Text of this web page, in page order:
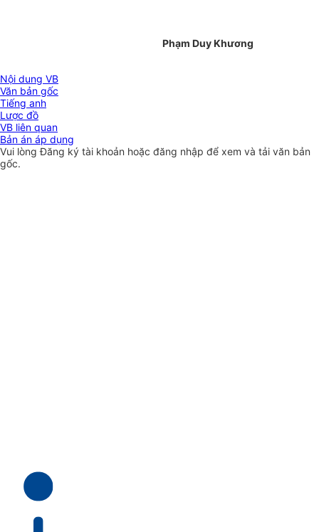
Phạm Duy Khương
Nội dung VB
Văn bản gốc
Tiếng anh
Lược đồ
VB liên quan
Bản án áp dụng
Vui lòngĐăng ký tài khoản hoặc đăng nhập để xem và tải văn bản
gốc.